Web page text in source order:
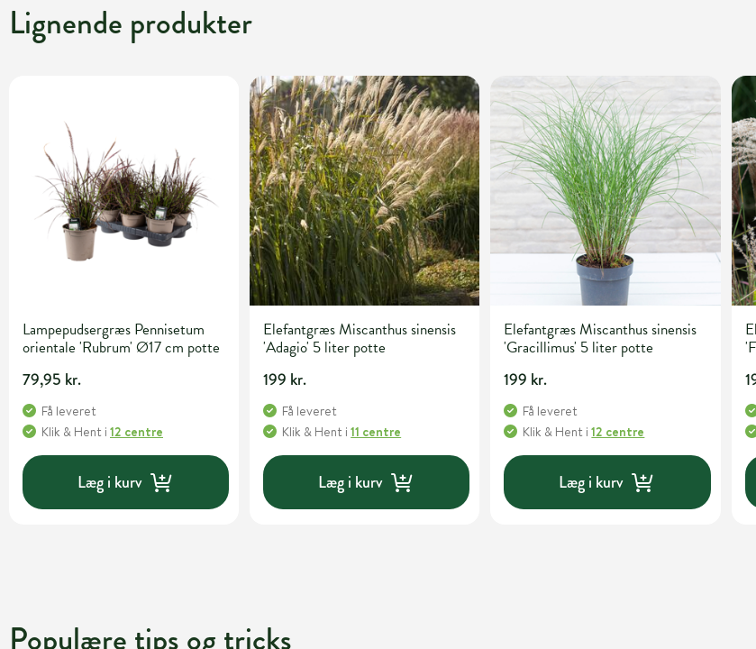
Lignende produkter
Lampepudsergræs Pennisetum
orientale 'Rubrum' Ø17 cm potte
79,95 kr.
Få leveret
Klik & Hent i 12 centre
Læg i kurv
Elefantgræs Miscanthus sinensis
'Adagio' 5 liter potte
199 kr.
Få leveret
Klik & Hent i11 centre
Læg i kurv
Elefantgræs Miscanthus sinensis
'Gracillimus' 5 liter potte
199 kr.
Få leveret
Klik & Hent i12 centre
Læg i kurv
Populære tips og tricks